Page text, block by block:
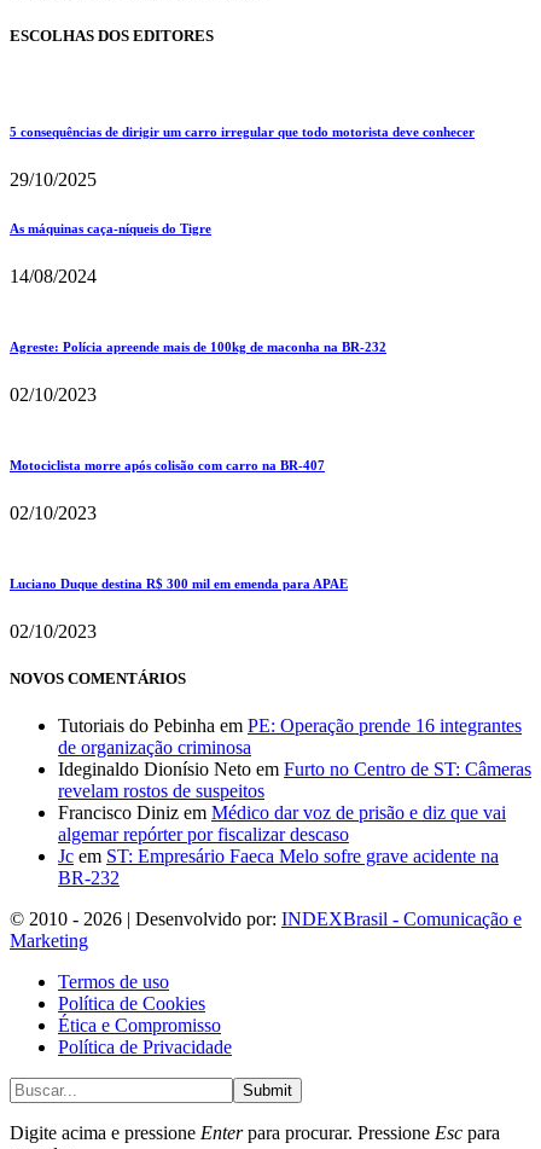
ESCOLHAS DOS EDITORES
5 consequências de dirigir um carro irregular que todo motorista deve conhecer
29/10/2025
As máquinas caça-níqueis do Tigre
14/08/2024
Agreste: Polícia apreende mais de 100kg de maconha na BR-232
02/10/2023
Motociclista morre após colisão com carro na BR-407
02/10/2023
Luciano Duque destina R$ 300 mil em emenda para APAE
02/10/2023
NOVOS COMENTÁRIOS
Tutoriais do Pebinha em PE: Operação prende 16 integrantes
de organização criminosa
Ideginaldo Dionísio Neto em Furto no Centro de ST: Câmeras
revelam rostos de suspeitos
Francisco Diniz em Médico dar voz de prisão e diz que vai
algemar repórter por fiscalizar descaso
Jc em ST: Empresário Faeca Melo sofre grave acidente na
BR-232
© 2010 - 2026 | Desenvolvido por: INDEXBrasil - Comunicação e
Marketing
Termos de uso
Política de Cookies
Ética e Compromisso
Política de Privacidade
Submit
Digite acima e pressione Enterpara procurar. Pressione Esc para